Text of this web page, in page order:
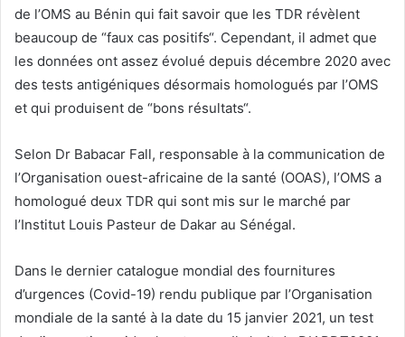
de l’OMS au Bénin qui fait savoir que les TDR révèlent
beaucoup de “faux cas positifs“. Cependant, il admet que
les données ont assez évolué depuis décembre 2020 avec
des tests antigéniques désormais homologués par l’OMS
et qui produisent de “bons résultats“.
Selon Dr Babacar Fall, responsable à la communication de
l’Organisation ouest-africaine de la santé (OOAS), l’OMS a
homologué deux TDR qui sont mis sur le marché par
l’Institut Louis Pasteur de Dakar au Sénégal.
Dans le dernier catalogue mondial des fournitures
d’urgences (Covid-19) rendu publique par l’Organisation
mondiale de la santé à la date du 15 janvier 2021, un test